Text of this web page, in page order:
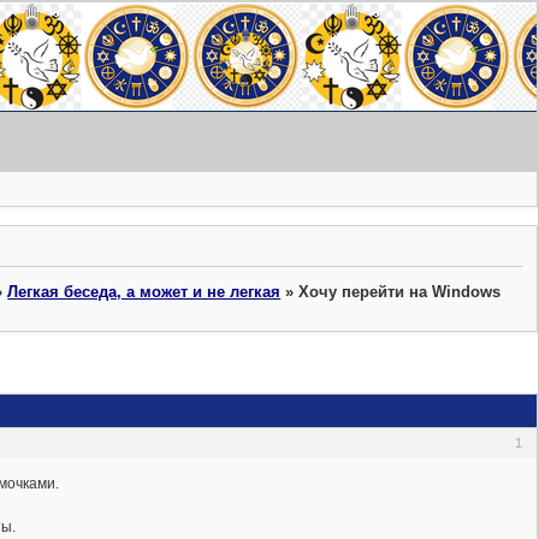
Легкая беседа, а может и не легкая »Хочу перейти на Windows
1